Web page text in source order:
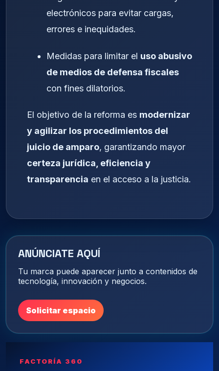
electrónicos para evitar cargas,
errores e inequidades.
Medidas para limitar el uso abusivo
de medios de defensa fiscales
con fines dilatorios.
El objetivo de la reforma es modernizar
y agilizar los procedimientos del
juicio de amparo, garantizando mayor
certeza jurídica, eficiencia y
transparencia en el acceso a la justicia.
ANÚNCIATE AQUÍ
Tu marca puede aparecer junto a contenidos de
tecnología, innovación y negocios.
Solicitar espacio
FACTORÍA 360